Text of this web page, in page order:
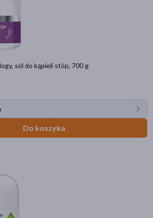
sól do kąpieli stóp, 700 g
Do koszyka